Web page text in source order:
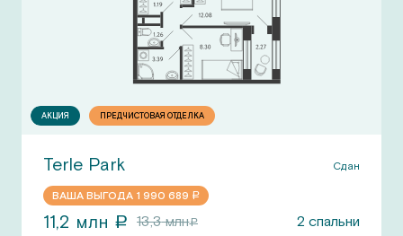
АКЦИЯ ПРЕДЧИСТОВАЯ ОТДЕЛКА
Terle Park Сдан
ВАША ВЫГОДА 1 990 689 a
11,2 млн a 13,3млнa 2 спальни